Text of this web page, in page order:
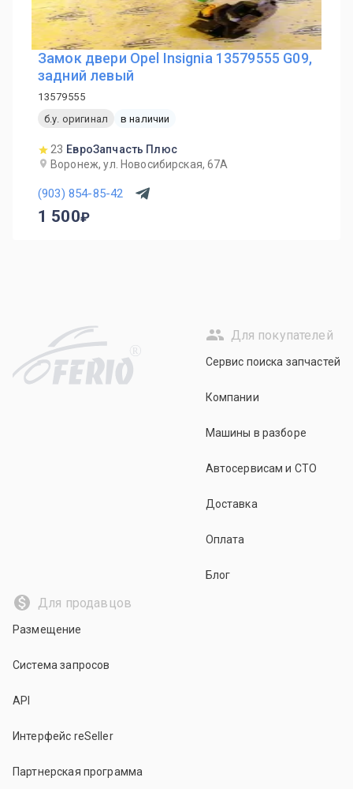
Замок двери Opel Insignia 13579555 G09,
задний левый
13579555
б.у. оригинал
в наличии
23 ЕвроЗапчасть Плюс
Воронеж, ул. Новосибирская, 67А
(903) 854-85-42
1 500
R
Для покупателей
Сервис поиска запчастей
Компании
Машины в разборе
Автосервисам и СТО
Доставка
Оплата
Блог
Для продавцов
Размещение
Система запросов
API
Интерфейс reSeller
Партнерская программа